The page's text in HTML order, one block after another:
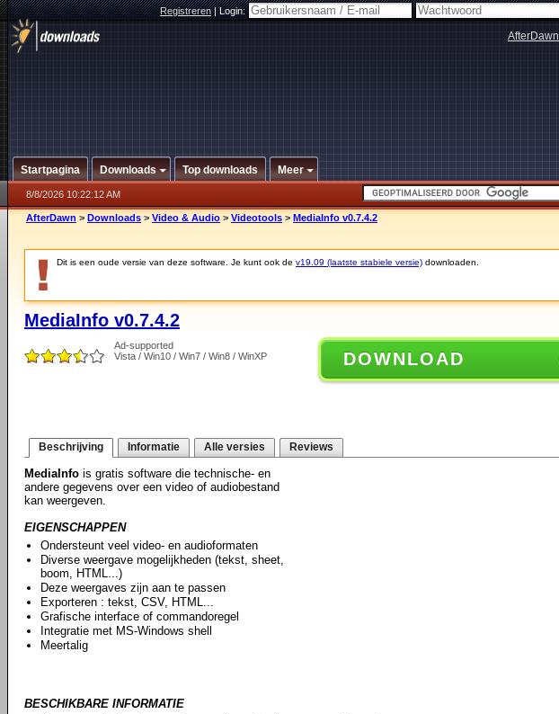
Registreren|Login:
AfterDawn
Startpagina Downloads Top downloads Meer
8/8/2026 10:22:12 AM
AfterDawn > Downloads > Video & Audio > Videotools > MediaInfo v0.7.4.2
Dit is een oude versie van deze software. Je kunt ook de v19.09 (laatste stabiele versie) downloaden.
MediaInfo v0.7.4.2
Ad-supported
Vista / Win10 / Win7 / Win8 / WinXP
DOWNLOAD
Beschrijving Informatie Alle versies Reviews
MediaInfo is gratis software die technische- en
andere gegevens over een video of audiobestand
kan weergeven.
EIGENSCHAPPEN
Ondersteunt veel video- en audioformaten
Diverse weergave mogelijkheden (tekst, sheet,
boom, HTML...)
Deze weergaves zijn aan te passen
Exporteren : tekst, CSV, HTML...
Grafische interface of commandoregel
Integratie met MS-Windows shell
Meertalig
BESCHIKBARE INFORMATIE